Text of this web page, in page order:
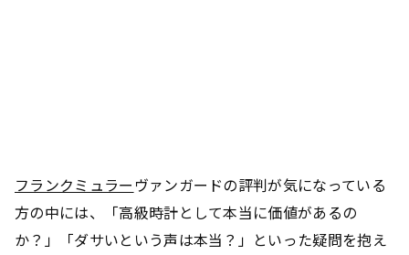
フランクミュラー ヴァンガードの評判が気になっている
方の中には、「高級時計として本当に価値があるの
か？」「ダサいという声は本当？」といった疑問を抱え